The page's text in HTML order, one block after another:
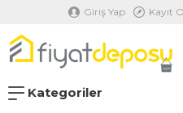
Giriş Yap Kayıt
Kategoriler